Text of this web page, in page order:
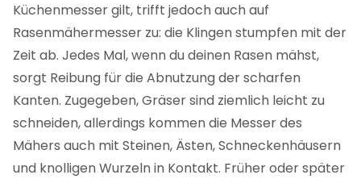
Küchenmesser gilt, trifft jedoch auch auf
Rasenmähermesser zu: die Klingen stumpfen mit der
Zeit ab. Jedes Mal, wenn du deinen Rasen mähst,
sorgt Reibung für die Abnutzung der scharfen
Kanten. Zugegeben, Gräser sind ziemlich leicht zu
schneiden, allerdings kommen die Messer des
Mähers auch mit Steinen, Ästen, Schneckenhäusern
und knolligen Wurzeln in Kontakt. Früher oder später